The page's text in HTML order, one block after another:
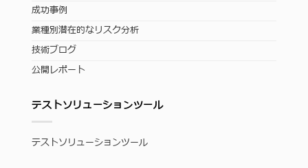
成功事例
業種別潜在的なリスク分析
技術ブログ
公開レポート
テストソリューションツール
テストソリューションツール